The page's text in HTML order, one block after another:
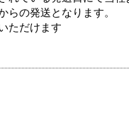
らの発送となります。
ただけます